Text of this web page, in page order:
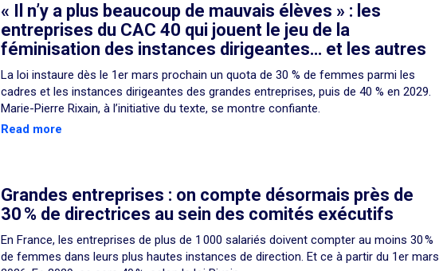
« Il n’y a plus beaucoup de mauvais élèves » : les
entreprises du CAC 40 qui jouent le jeu de la
féminisation des instances dirigeantes… et les autres
La loi instaure dès le 1er mars prochain un quota de 30 % de femmes parmi les
cadres et les instances dirigeantes des grandes entreprises, puis de 40 % en 2029.
Marie-Pierre Rixain, à l’initiative du texte, se montre confiante.
Read more
Grandes entreprises : on compte désormais près de
30 % de directrices au sein des comités exécutifs
En France, les entreprises de plus de 1 000 salariés doivent compter au moins 30 %
de femmes dans leurs plus hautes instances de direction. Et ce à partir du 1er mars